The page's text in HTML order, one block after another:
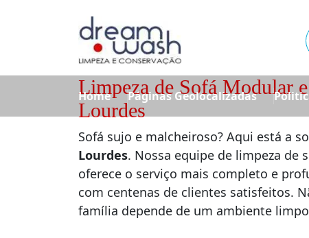
Home Páginas Geolocalizadas
Limpeza de Sofá Modular
Lourdes
Sofá sujo e malcheiroso? Aqui está a
Lourdes. Nossa equipe de limpeza de
oferece o serviço mais completo e
com centenas de clientes satisfeitos.
família depende de um ambiente